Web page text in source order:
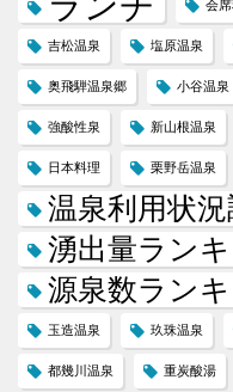
会
吉松温泉 塩原温泉
奥飛騨温泉郷 小谷温泉
強酸性泉 新山根温泉
日本料理 栗野岳温泉
温泉利用状況
湧出量ラン
源泉数ラン
玉造温泉 玖珠温泉
都幾川温泉 重炭酸湯